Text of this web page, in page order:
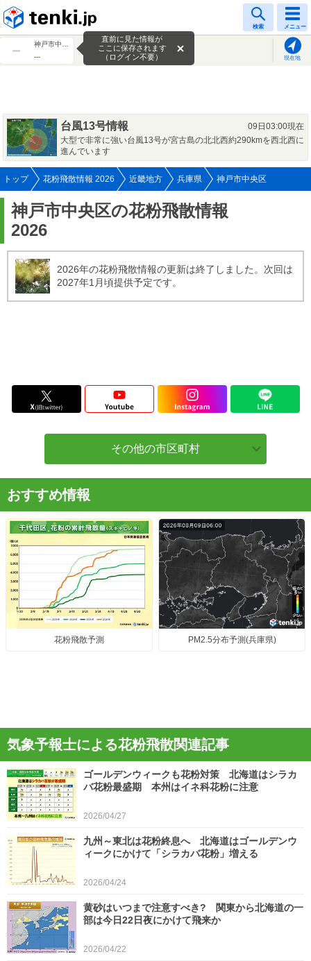
検索 メニュー
---
現在地
直前に見た情報が
ここに保存されます
（ログイン不要）
台風13号情報
09日03:00現在
大型で非常に強い台風13号が宮古島の北北西約290kmを西北西に
進んでいます
トップ 花粉飛散情報 2026 近畿地方 兵庫県 神戸市中央区
神戸市中央区の花粉飛散情報
2026
2026年の花粉飛散情報の更新は終了しました。次回は
2027年1月頃提供予定です。
その他の市区町村
おすすめ情報
花粉飛散予測 PM2.5分布予測(兵庫県)
気象予報士による花粉飛散関連記事
ゴールデンウィークも花粉対策 北海道はシラカ
バ花粉最盛期 本州はイネ科花粉に注意
2026/04/27
九州～東北は花粉終息へ 北海道はゴールデンウ
ィークにかけて「シラカバ花粉」増える
2026/04/24
黄砂はいつまで注意すべき? 関東から北海道の一
部は今日22日夜にかけて飛来か
2026/04/22